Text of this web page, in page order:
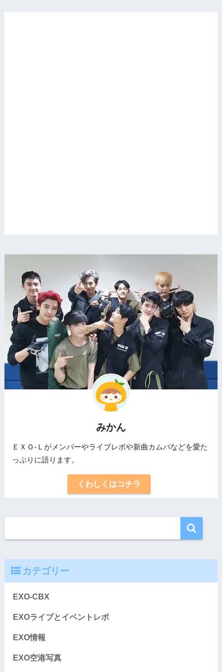
みかん
ＥＸＯ-Ｌがメンバーやライブレポや新曲カムバなどを愛た
っぷりに語ります。
くわしくはコチラ
カテゴリー
EXO-CBX
EXOライブとイベントレポ
EXO情報
EXO空港写真